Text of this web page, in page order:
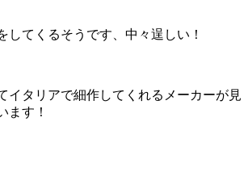
してくるそうです、中々逞しい！
イタリアで細作してくれるメーカーが見
ます！